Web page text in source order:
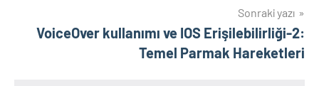
Sonraki yazı
VoiceOver kullanımı ve IOS Erişilebilirliği-2:
Temel Parmak Hareketleri